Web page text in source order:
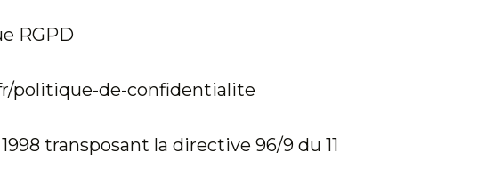
RGPD
politique-de-confidentialite
transposant la directive 96/9 du 11